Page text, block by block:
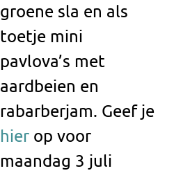
groene sla en als
toetje mini
pavlova’s met
aardbeien en
rabarberjam. Geef je
hier op voor
maandag 3 juli